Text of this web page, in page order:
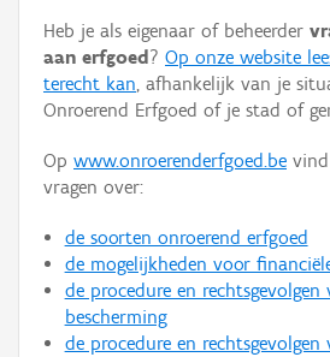
Hergebruik
Aanmelden
Heb je als eigenaar of beheerder
aan erfgoed ? Op onze website
terecht kan, afhankelijk van je
Onroerend Erfgoed of je stad of
Op www.onroerenderfgoed.be
vragen over:
de soorten onroerend erfgoed
de mogelijkheden voor
de procedure en rechtsgevolgen
bescherming
de procedure en